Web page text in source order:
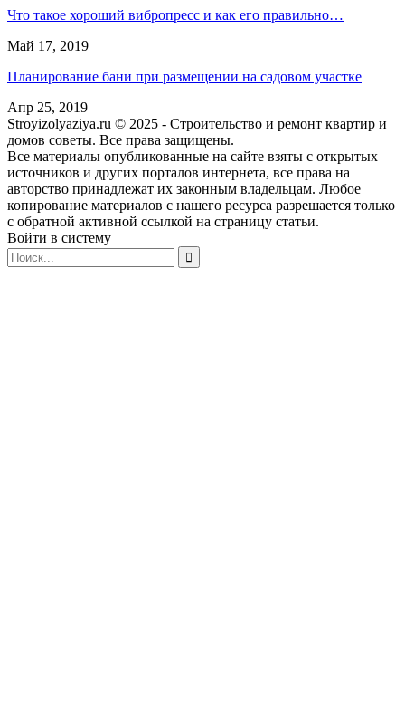
Что такое хороший вибропресс и как его правильно…
Май 17, 2019
Планирование бани при размещении на садовом участке
Апр 25, 2019
Stroyizolyaziya.ru © 2025 - Строительство и ремонт квартир и
домов советы. Все права защищены.
Все материалы опубликованные на сайте взяты с открытых
источников и других порталов интернета, все права на
авторство принадлежат их законным владельцам. Любое
копирование материалов с нашего ресурса разрешается только
с обратной активной ссылкой на страницу статьи.
Войти в систему